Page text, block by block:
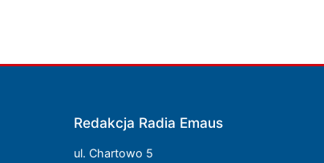
Redakcja Radia Emaus
ul. Chartowo 5